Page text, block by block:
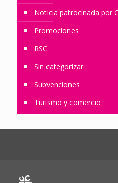
Noticia patrocinada por
Promociones
RSC
Sin categorizar
Subvenciones
Turismo y comercio